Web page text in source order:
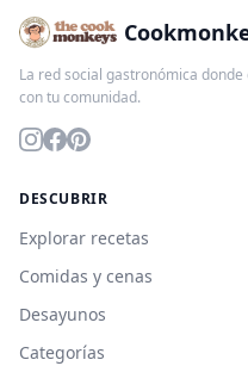
La red social gastronómica
con tu comunidad.
DESCUBRIR
Explorar recetas
Comidas y cenas
Desayunos
Categorías